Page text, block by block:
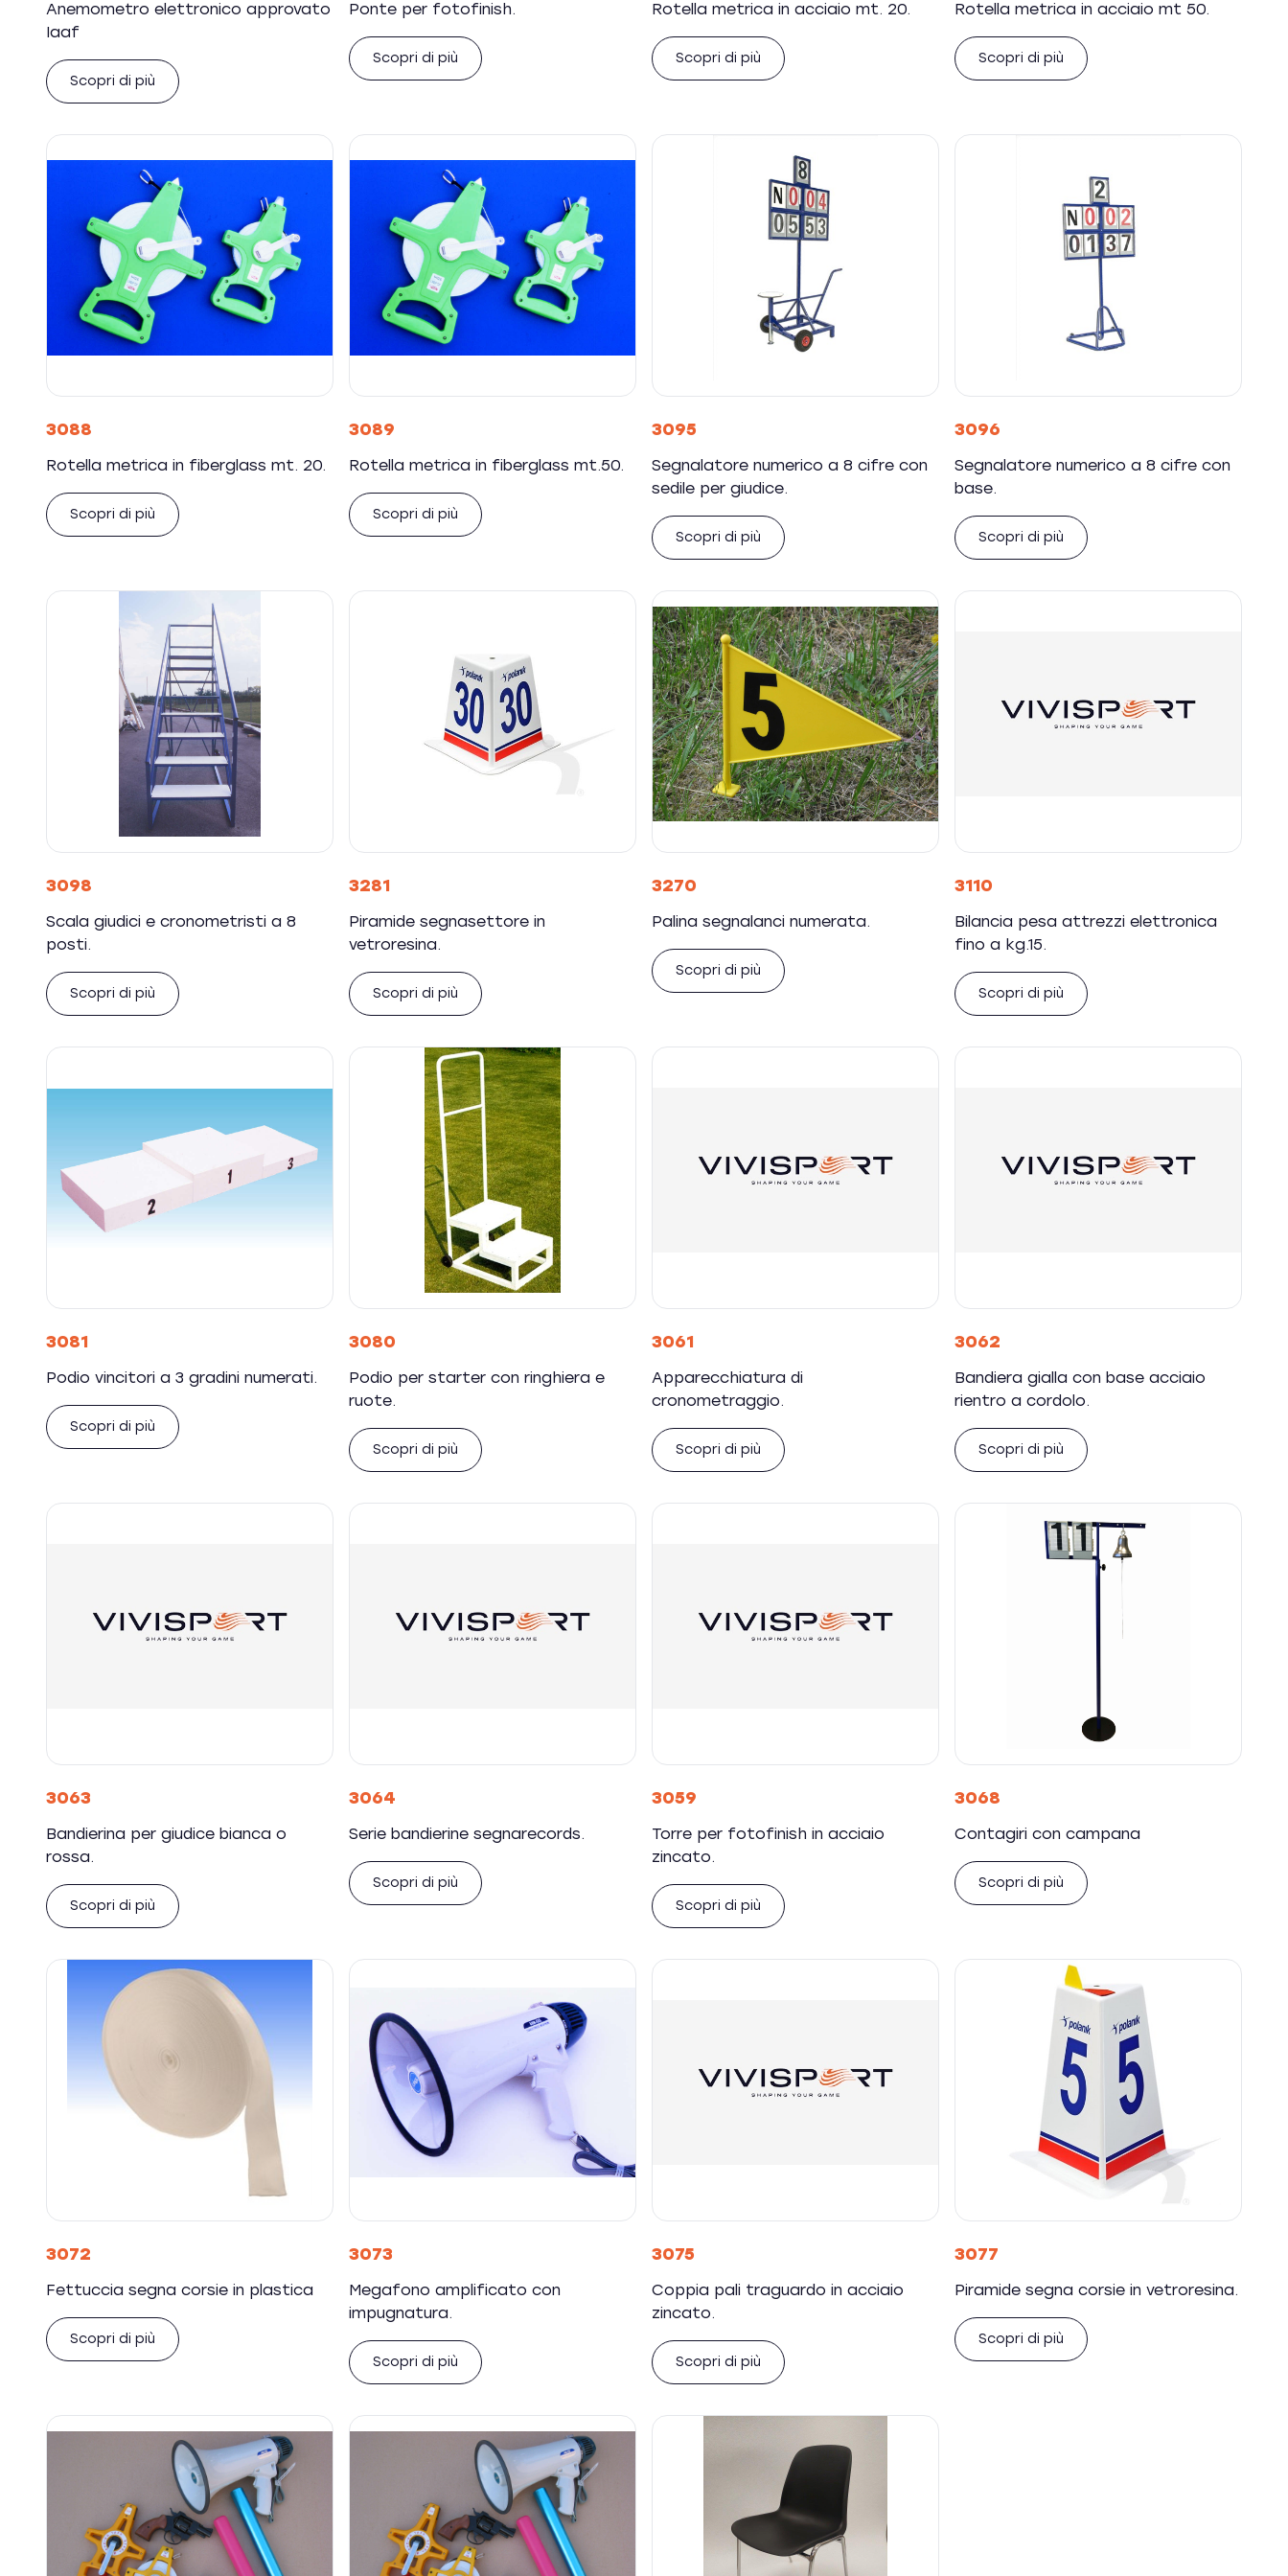
Anemometro elettronico approvato
Iaaf
Scopri di più
Ponte per fotofinish.
Scopri di più
Rotella metrica in acciaio mt. 20.
Scopri di più
Rotella metrica in acciaio mt 50.
Scopri di più
3088
Rotella metrica in fiberglass mt. 20.
Scopri di più
3089
Rotella metrica in fiberglass mt.50.
Scopri di più
3095
Segnalatore numerico a 8 cifre con
sedile per giudice.
Scopri di più
3096
Segnalatore numerico a 8 cifre con
base.
Scopri di più
3098
Scala giudici e cronometristi a 8
posti.
Scopri di più
3281
Piramide segnasettore in
vetroresina.
Scopri di più
3270
Palina segnalanci numerata.
Scopri di più
3110
Bilancia pesa attrezzi elettronica
fino a kg.15.
Scopri di più
3081
Podio vincitori a 3 gradini numerati.
Scopri di più
3080
Podio per starter con ringhiera e
ruote.
Scopri di più
3061
Apparecchiatura di
cronometraggio.
Scopri di più
3062
Bandiera gialla con base acciaio
rientro a cordolo.
Scopri di più
3063
Bandierina per giudice bianca o
rossa.
Scopri di più
3064
Serie bandierine segnarecords.
Scopri di più
3059
Torre per fotofinish in acciaio
zincato.
Scopri di più
3068
Contagiri con campana
Scopri di più
3072
Fettuccia segna corsie in plastica
Scopri di più
3073
Megafono amplificato con
impugnatura.
Scopri di più
3075
Coppia pali traguardo in acciaio
zincato.
Scopri di più
3077
Piramide segna corsie in vetroresina.
Scopri di più